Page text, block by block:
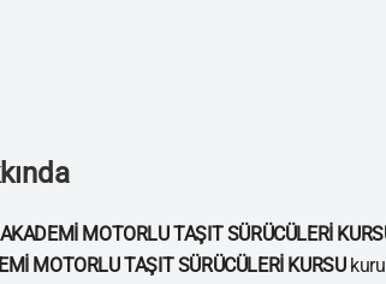
MOTORLU TAŞIT SÜRÜCÜLERİ
MOTORLU TAŞIT SÜRÜCÜLERİ KURSU